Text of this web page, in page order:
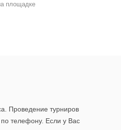
площадке
Проведение турниров
телефону. Если у Вас